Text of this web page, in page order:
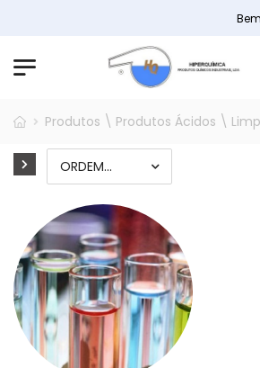
Bem
Produtos \ Produtos Ácidos \